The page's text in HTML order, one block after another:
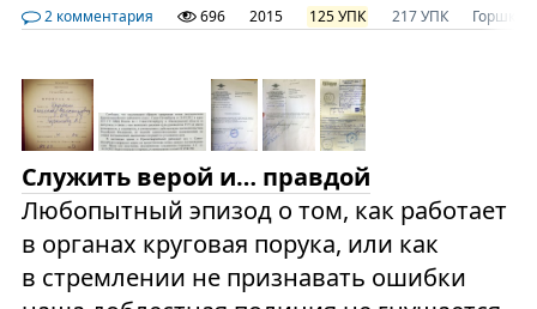
2 комментария 696 2015 125 УПК 217 УПК Горшков
Служить верой и… правдой
Любопытный эпизод о том, как работает
в органах круговая порука, или как
в стремлении не признавать ошибки